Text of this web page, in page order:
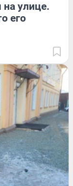
на улице.
его